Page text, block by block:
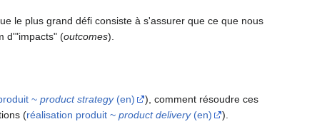
le plus grand défi consiste à s'assurer que ce que nous
d'"impacts" (outcomes).
~ product strategy(en)
), comment résoudre ces
(réalisation produit ~ product delivery(en) ).